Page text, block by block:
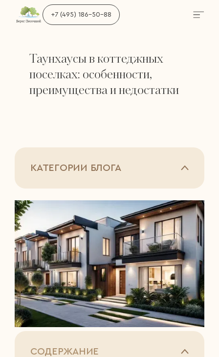
+7 (495) 186-50-88
Таунхаусы в коттеджных
поселках: особенности,
преимущества и недостатки
КАТЕГОРИИ БЛОГА
СОДЕРЖАНИЕ